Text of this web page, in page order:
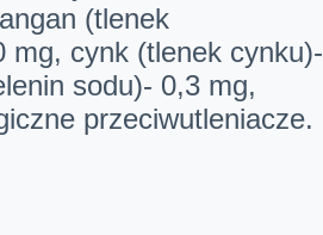
(tlenek
mg, cynk (tlenek cynku)-
sodu)- 0,3 mg,
przeciwutleniacze.